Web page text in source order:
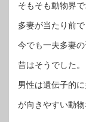
そもそも動物界
多妻が当たり前で
今でも一夫多妻
昔はそうでした。
男性は遺伝子的
が向きやすい動物